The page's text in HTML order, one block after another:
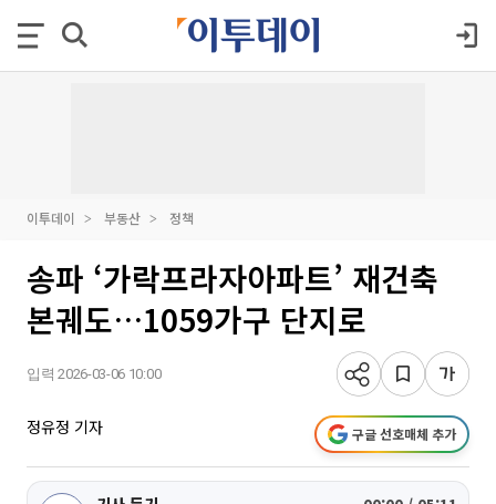
이투데이 부동산 정책
송파 ‘가락프라자아파트’ 재건축
본궤도…1059가구 단지로
입력 2026-03-06 10:00
정유정 기자 구글 선호매체 추가